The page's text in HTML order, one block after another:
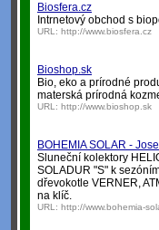
Biosfera.cz
Intrnetový obchod s
URL: http://www.biosfera.cz
Bioshop.sk
Bio, eko a prírodné
materská prírodná
URL: http://www.bioshop.sk
BOHEMIA SOLAR -
Sluneční kolektory
SOLADUR "S" k
dřevokotle VERNER,
na klíč.
URL: http://www.bohemia-